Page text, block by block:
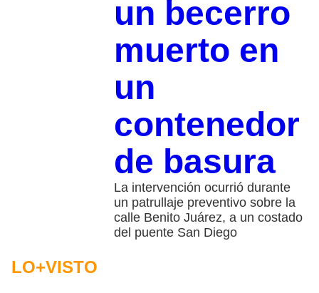
un becerro
muerto en
un
contenedor
de basura
La intervención ocurrió durante
un patrullaje preventivo sobre la
calle Benito Juárez, a un costado
del puente San Diego
LO+VISTO